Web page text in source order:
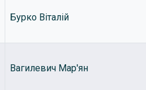
Бурко Віталій
Вагилевич Мар'ян